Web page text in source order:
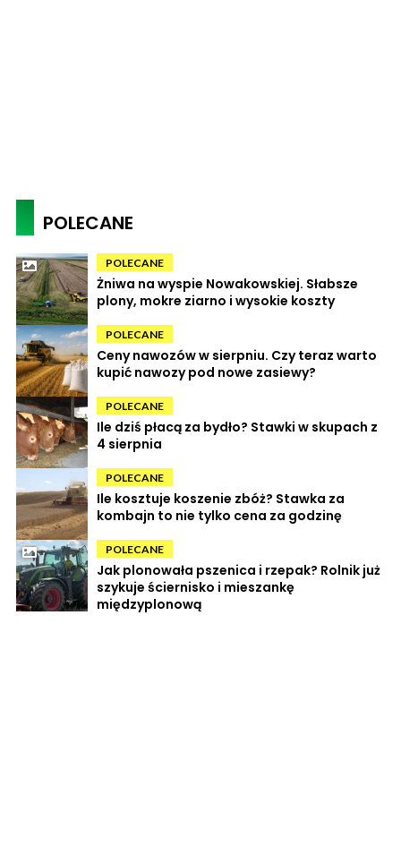
POLECANE
POLECANE
Żniwa na wyspie Nowakowskiej. Słabsze
plony, mokre ziarno i wysokie koszty
POLECANE
Ceny nawozów w sierpniu. Czy teraz warto
kupić nawozy pod nowe zasiewy?
POLECANE
Ile dziś płacą za bydło? Stawki w skupach z
4 sierpnia
POLECANE
Ile kosztuje koszenie zbóż? Stawka za
kombajn to nie tylko cena za godzinę
POLECANE
Jak plonowała pszenica i rzepak? Rolnik już
szykuje ściernisko i mieszankę
międzyplonową